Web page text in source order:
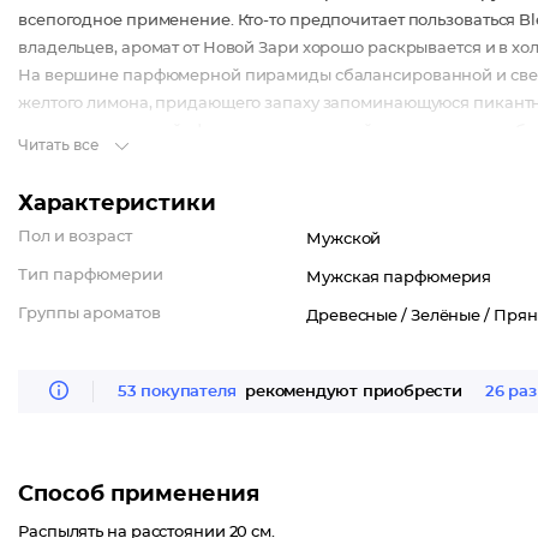
всепогодное применение. Кто-то предпочитает пользоваться
владельцев, аромат от Новой Зари хорошо раскрывается и в
На вершине парфюмерной пирамиды сбалансированной и
желтого лимона, придающего запаху запоминающуюся
акцентами центральной части выступают пряные нотки
мотива композиции Темно-синий обеспечено вступлением в
классического сочетания кедра и сандала. Элегантный
Читать все
Характеристики
Пол и возраст Мужской
Тип парфюмерии Мужская парфюмерия
Группы ароматов Древесные / Зелёные /
53 покупателя рекомендуют приобрести 26 раз
Способ применения
Распылять на расстоянии 20 см.